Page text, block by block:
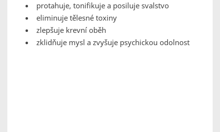
protahuje, tonifikuje a posiluje svalstvo
eliminuje tělesné toxiny
zlepšuje krevní oběh
zklidňuje mysl a zvyšuje psychickou odolnost